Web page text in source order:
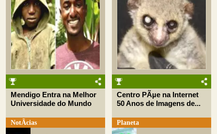
Mendigo Entra na Melhor
Universidade do Mundo
NotÃ­cias
Centro PÃµe na Internet
50 Anos de Imagens de...
Planeta